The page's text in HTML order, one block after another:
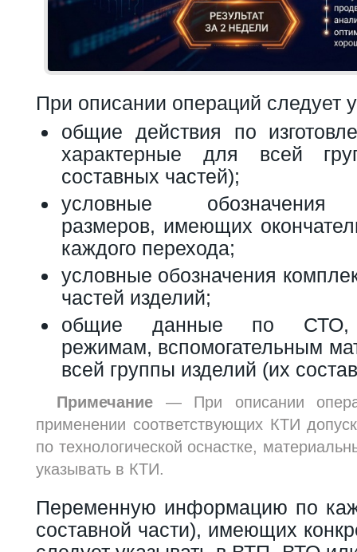
При описании операций следует
общие действия по
характерные для всей
составных частей);
условные обозначения
размеров, имеющих
каждого перехода;
условные обозначения
частей изделий;
общие данные по СТО,
режимам, вспомогательным
всей группы изделий (их
Примечание — При описании
применении соответствующих КТИ
по технологической оснастке,
указывать в КТИ.
Переменную информацию по
составной части), имеющих